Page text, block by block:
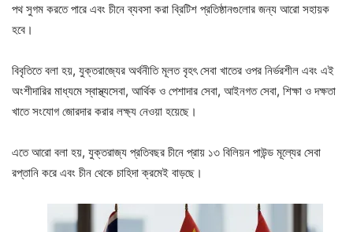
পথ সুগম করতে পারে এবং চীনে ব্যবসা করা ব্রিটিশ প্রতিষ্ঠানগুলোর জন্য আরো সহায়ক
হবে।
বিবৃতিতে বলা হয়, যুক্তরাজ্যের অর্থনীতি মূলত বৃহৎ সেবা খাতের ওপর নির্ভরশীল এবং এই
অংশীদারির মাধ্যমে স্বাস্থ্যসেবা, আর্থিক ও পেশাদার সেবা, আইনগত সেবা, শিক্ষা ও দক্ষতা
খাতে সংযোগ জোরদার করার লক্ষ্য নেওয়া হয়েছে।
এতে আরো বলা হয়, যুক্তরাজ্য প্রতিবছর চীনে প্রায় ১৩ বিলিয়ন পাউন্ড মূল্যের সেবা
রপ্তানি করে এবং চীন থেকে চাহিদা ক্রমেই বাড়ছে।